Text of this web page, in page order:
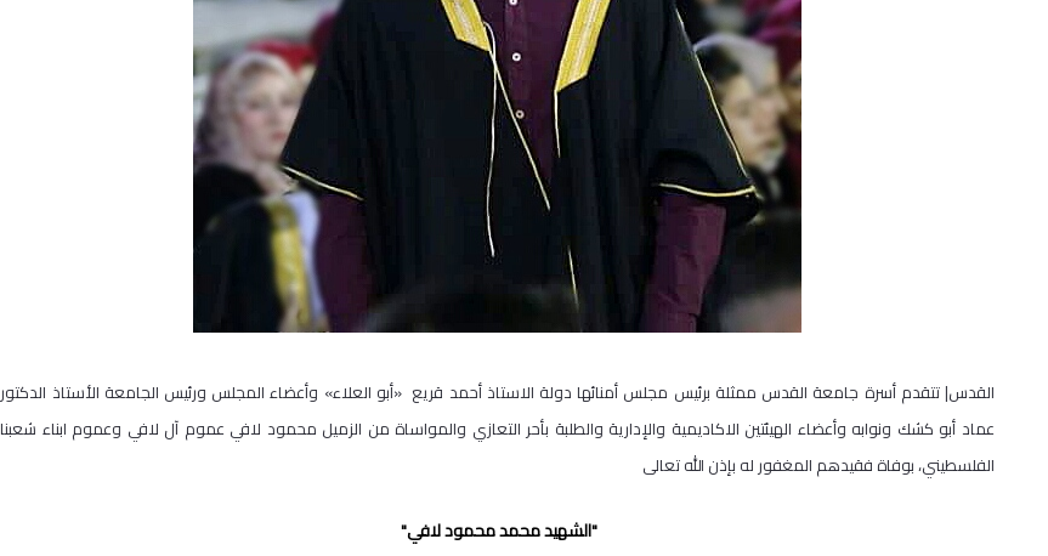
القدس| تتقدم أسرة جامعة القدس ممثلة برئيس مجلس أمنائها دولة الاستاذ أحمد قريع «أبو العلاء» وأعضاء المجلس ورئيس الجامعة الأستاذ الدكتور
عماد أبو كشك ونوابه وأعضاء الهيئتين الاكاديمية والإدارية والطلبة بأحر التعازي والمواساة من الزميل محمود لافي عموم آل لافي وعموم ابناء شعبنا
الفلسطيني، بوفاة فقيدهم المغفور له بإذن الله تعالى
"الشهيد محمد محمود لافي"